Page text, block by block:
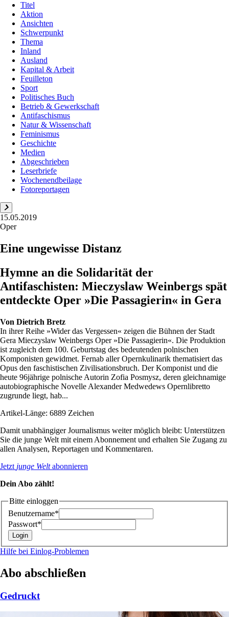
Titel
Aktion
Ansichten
Schwerpunkt
Thema
Inland
Ausland
Kapital & Arbeit
Feuilleton
Sport
Politisches Buch
Betrieb & Gewerkschaft
Antifaschismus
Natur & Wissenschaft
Feminismus
Geschichte
Medien
Abgeschrieben
Leserbriefe
Wochenendbeilage
Fotoreportagen
15.05.2019
Oper
Eine ungewisse Distanz
Hymne an die Solidarität der
Antifaschisten: Mieczyslaw Weinbergs spät
entdeckte Oper »Die Passagierin« in Gera
Von Dietrich Bretz
In ihrer Reihe »Wider das Vergessen« zeigen die Bühnen der Stadt
Gera Mieczyslaw Weinbergs Oper »Die Passagierin«. Die Produktion
ist zugleich dem 100. Geburtstag des bedeutenden polnischen
Komponisten gewidmet. Fernab aller Opernkulinarik thematisiert das
Opus den faschistischen Zivilisationsbruch. Der Komponist und die
heute 96jährige polnische Autorin Zofia Posmysz, deren gleichnamige
autobiographische Novelle Alexander Medwedews Opernlibretto
zugrunde liegt, hab...
Artikel-Länge: 6889 Zeichen
Damit unabhängiger Journalismus weiter möglich bleibt: Unterstützen
Sie die junge Welt mit einem Abonnement und erhalten Sie Zugang zu
allen Analysen, Reportagen und Kommentaren.
Jetzt junge Weltabonnieren
Dein Abo zählt!
Bitte einloggen
Benutzername*
Passwort*
Hilfe bei Einlog-Problemen
Abo abschließen
Gedruckt